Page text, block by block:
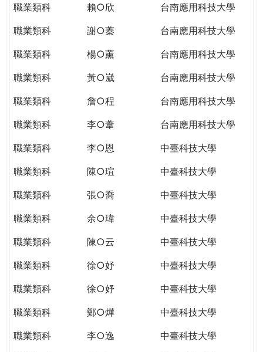
職業類科
賴○欣
台南應用科技大學
職業類科
謝○蓁
台南應用科技大學
職業類科
楊○薰
台南應用科技大學
職業類科
黃○崴
台南應用科技大學
職業類科
詹○程
台南應用科技大學
職業類科
李○葦
台南應用科技大學
職業類科
李○恩
中臺科技大學
職業類科
陳○瑄
中臺科技大學
職業類科
張○喬
中臺科技大學
職業類科
余○瑋
中臺科技大學
職業類科
陳○云
中臺科技大學
職業類科
徐○妤
中臺科技大學
職業類科
徐○妤
中臺科技大學
職業類科
鄭○燁
中臺科技大學
職業類科
李○逸
中臺科技大學